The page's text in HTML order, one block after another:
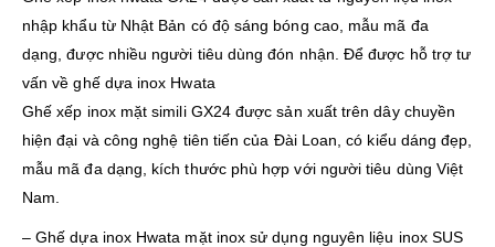
nhập khẩu từ Nhật Bản có độ sáng bóng cao, mẫu mã đa
dạng, được nhiều người tiêu dùng đón nhận. Để được hỗ trợ tư
vấn về ghế dựa inox Hwata
Ghế xếp inox mặt simili GX24 được sản xuất trên dây chuyền
hiện đại và công nghệ tiên tiến của Đài Loan, có kiểu dáng đẹp,
mẫu mã đa dạng, kích thước phù hợp với người tiêu dùng Việt
Nam.
– Ghế dựa inox Hwata mặt inox sử dụng nguyên liệu inox SUS